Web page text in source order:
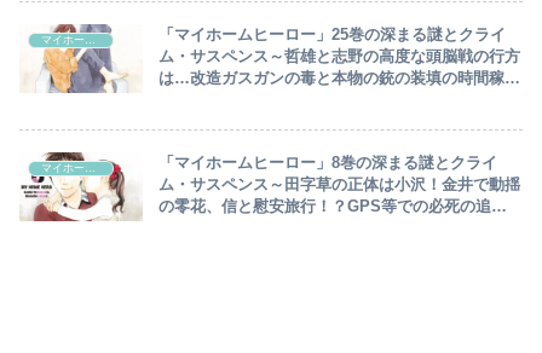
マイホームヒーロー
「マイホームヒーロー」25巻の深まる謎とクライ
ム・サスペンス～哲雄と志野の高度な頭脳戦の行方
は…改造ガスガンの毒と本物の銃の装填の時間稼ぎ
マイホームヒーロー
「マイホームヒーロー」8巻の深まる謎とクライ
ム・サスペンス～田字草の正体は小沢！金井で動揺
の零花、信と慰安旅行！？GPS等での必死の追跡